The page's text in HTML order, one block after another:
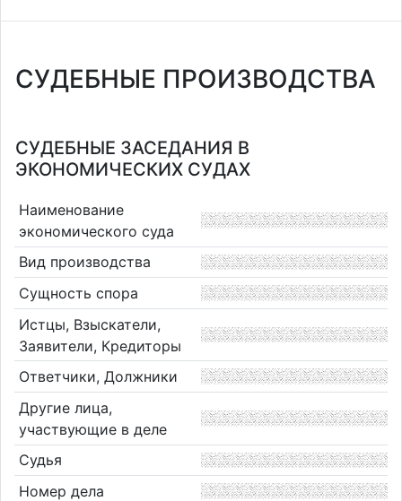
СУДЕБНЫЕ ПРОИЗВОДСТВА
СУДЕБНЫЕ ЗАСЕДАНИЯ В
ЭКОНОМИЧЕСКИХ СУДАХ
Наименование
экономического суда
Вид производства
Сущность спора
Истцы, Взыскатели,
Заявители, Кредиторы
Ответчики, Должники
Другие лица,
участвующие в деле
Судья
Номер дела